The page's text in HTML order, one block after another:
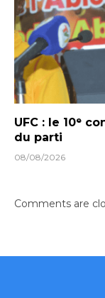
UFC : le 10ᵉ
du parti
08/08/2026
Comments are